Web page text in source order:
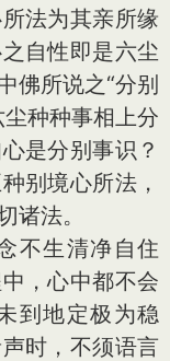
法为其亲所缘
自性即是六尘
佛所说之“分别
种种事相上分
是分别事识？
别境心所法，
诸法。
生清净自住
，心中都不会
到地定极为稳
时，不须语言